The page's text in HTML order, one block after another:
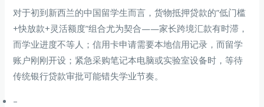
对于初到新西兰的中国留学生而言，货物抵押贷款的”低门槛
+快放款+灵活额度”组合尤为契合——家长跨境汇款有时滞，
而学业进度不等人；信用卡申请需要本地信用记录，而留学
账户刚刚开设；紧急采购笔记本电脑或实验室设备时，等待
传统银行贷款审批可能错失学业节奏。
–